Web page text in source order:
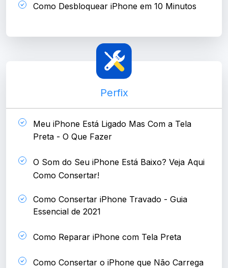
Como Desbloquear iPhone em 10 Minutos
Perfix
Meu iPhone Está Ligado Mas Com a Tela
Preta - O Que Fazer
O Som do Seu iPhone Está Baixo? Veja Aqui
Como Consertar!
Como Consertar iPhone Travado - Guia
Essencial de 2021
Como Reparar iPhone com Tela Preta
Como Consertar o iPhone que Não Carrega